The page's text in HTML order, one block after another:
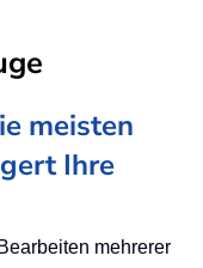
meisten
Ihre
mehrerer